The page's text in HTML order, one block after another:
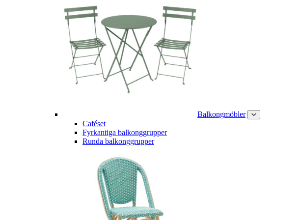
Balkongmöbler
Caféset
Fyrkantiga balkonggrupper
Runda balkonggrupper